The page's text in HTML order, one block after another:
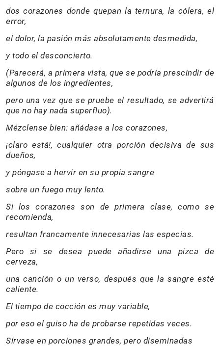
dos corazones donde quepan la ternura, la cólera, el
error,
el dolor, la pasión más absolutamente desmedida,
y todo el desconcierto.
(Parecerá, a primera vista, que se podría prescindir de
algunos de los ingredientes,
pero una vez que se pruebe el resultado, se advertirá
que no hay nada superfluo).
Mézclense bien: añádase a los corazones,
¡claro está!, cualquier otra porción decisiva de sus
dueños,
y póngase a hervir en su propia sangre
sobre un fuego muy lento.
Si los corazones son de primera clase, como se
recomienda,
resultan francamente innecesarias las especias.
Pero si se desea puede añadirse una pizca de
cerveza,
una canción o un verso, después que la sangre esté
caliente.
El tiempo de cocción es muy variable,
por eso el guiso ha de probarse repetidas veces.
Sírvase en porciones grandes, pero diseminadas